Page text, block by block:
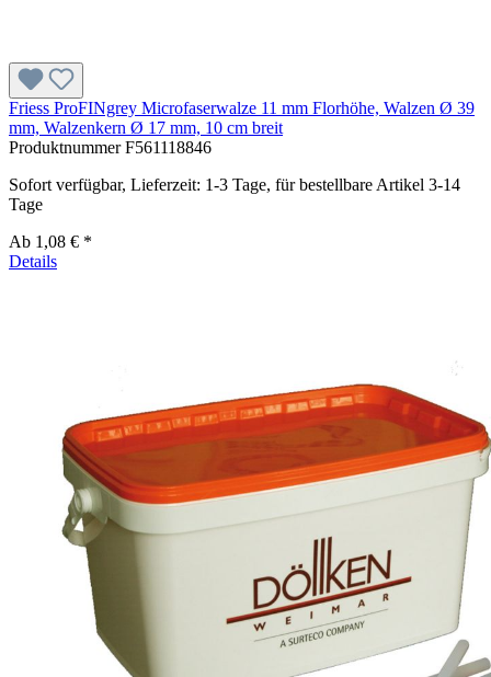
Friess ProFINgrey Microfaserwalze 11 mm Florhöhe, Walzen Ø 39
mm, Walzenkern Ø 17 mm, 10 cm breit
ProduktnummerF561118846
Sofort verfügbar, Lieferzeit: 1-3 Tage, für bestellbare Artikel 3-14
Tage
Ab 1,08 € *
Details